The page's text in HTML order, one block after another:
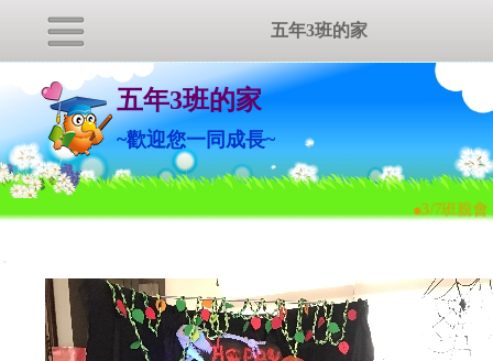
五年3班的家
~歡迎您一同成長~
●3/7班親
:::
五年3班的家